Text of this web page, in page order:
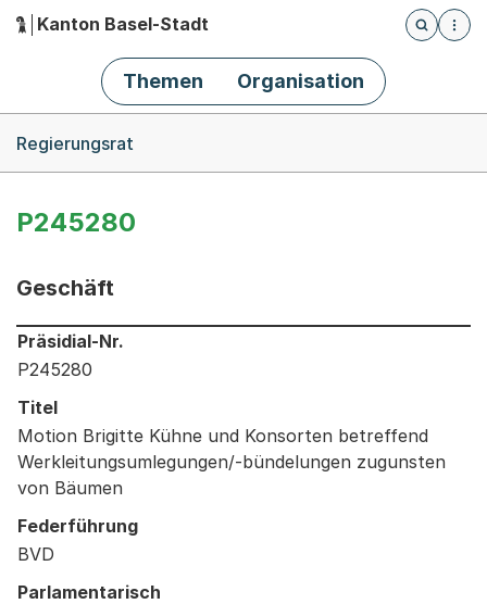
Hauptnavigation
Kanton Basel-Stadt
Öffnet
Themen Organisation
Regierungsrat
P245280
Geschäft
Informationen zum Ausgewählten Geschäft
Präsidial-Nr.
P245280
Titel
Motion Brigitte Kühne und Konsorten betreffend
Werkleitungsumlegungen/-bündelungen zugunsten
von Bäumen
Federführung
BVD
Parlamentarisch